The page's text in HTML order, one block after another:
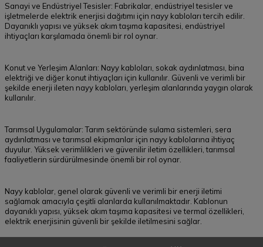
Sanayi ve Endüstriyel Tesisler: Fabrikalar, endüstriyel tesisler ve
işletmelerde elektrik enerjisi dağıtımı için nayy kabloları tercih edilir.
Dayanıklı yapısı ve yüksek akım taşıma kapasitesi, endüstriyel
ihtiyaçları karşılamada önemli bir rol oynar.
Konut ve Yerleşim Alanları: Nayy kabloları, sokak aydınlatması, bina
elektriği ve diğer konut ihtiyaçları için kullanılır. Güvenli ve verimli bir
şekilde enerji ileten nayy kabloları, yerleşim alanlarında yaygın olarak
kullanılır.
Tarımsal Uygulamalar: Tarım sektöründe sulama sistemleri, sera
aydınlatması ve tarımsal ekipmanlar için nayy kablolarına ihtiyaç
duyulur. Yüksek verimlilikleri ve güvenilir iletim özellikleri, tarımsal
faaliyetlerin sürdürülmesinde önemli bir rol oynar.
Nayy kablolar, genel olarak güvenli ve verimli bir enerji iletimi
sağlamak amacıyla çeşitli alanlarda kullanılmaktadır. Kablonun
dayanıklı yapısı, yüksek akım taşıma kapasitesi ve termal özellikleri,
elektrik enerjisinin güvenli bir şekilde iletilmesini sağlar.